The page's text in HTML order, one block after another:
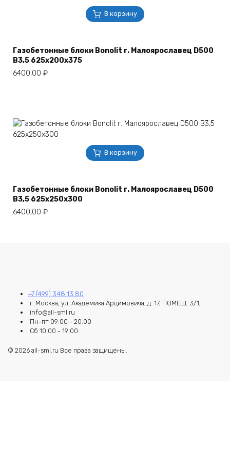
В корзину
Газобетонные блоки Bonolit г. Малоярославец D500
B3,5 625х200х375
6400,00 ₽
В корзину
Газобетонные блоки Bonolit г. Малоярославец D500
B3,5 625х250х300
6400,00 ₽
+7 (499) 348 13 80
г. Москва, ул. Академика Арцимовича, д. 17, ПОМЕЩ. 3/1,
info@all-sml.ru
Пн-пт 09:00 - 20:00
Сб 10:00 - 19:00
© 2026 all-sml.ru Все права защищены.